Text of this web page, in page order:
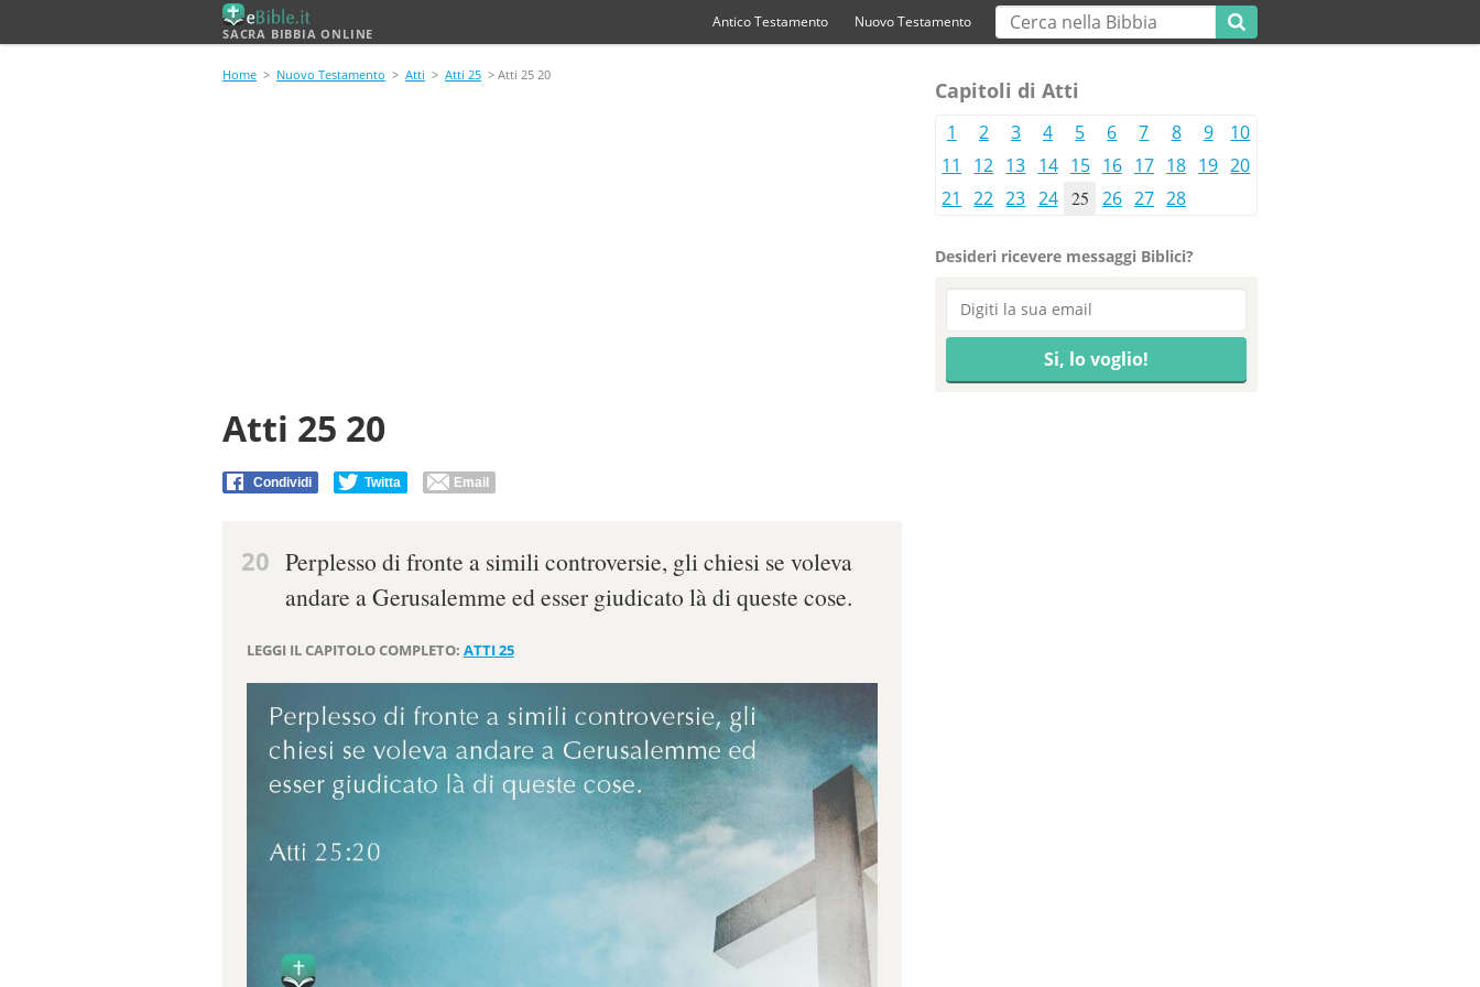
SACRA BIBBIA ONLINE
Antico Testamento Nuovo Testamento
Home > Nuovo Testamento > Atti > Atti 25 > Atti 25 20
Atti 25 20
Condividi Twitta Email
20 Perplesso di fronte a simili controversie, gli chiesi se voleva
andare a Gerusalemme ed esser giudicato là di queste cose.
LEGGI IL CAPITOLO COMPLETO: ATTI 25
Capitoli di Atti
1 2 3 4 5 6 7 8 9
10
11
12 13 14 15 16 17 18 19 20
21
22 23 24 25 26 27 28
Desideri ricevere messaggi Biblici?